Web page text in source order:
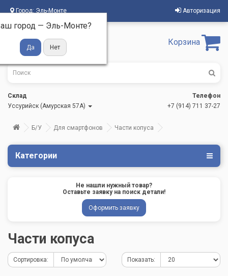
Город: Эль-Монте
город — Эль-Монте?
Авторизация
Корзина
Склад
Уссурийск (Амурская 57А)
Телефон
+7 (914) 711 37-27
Б/У Для смартфонов Части копуса
Категории
Не нашли нужный товар?
Оставьте заявку на поиск детали!
Оформить заявку
Части копуса
Сортировка: Показать: